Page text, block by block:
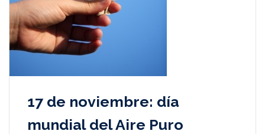
17 de noviembre: día
mundial del Aire Puro